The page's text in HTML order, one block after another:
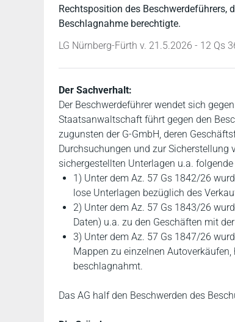
Rechtsposition des Beschwerdeführers,
Beschlagnahme berechtigte.
LG Nürnberg-Fürth v. 21.5.2026 - 12 Qs
Der Sachverhalt:
Der Beschwerdeführer wendet sich
Staatsanwaltschaft führt gegen den
zugunsten der G-GmbH, deren
Durchsuchungen und zur
sichergestellten Unterlagen u.a.
1) Unter dem Az. 57 Gs 1842/26
lose Unterlagen bezüglich des
2) Unter dem Az. 57 Gs 1843/26
Daten) u.a. zu den Geschäften mit
3) Unter dem Az. 57 Gs 1847/26
Mappen zu einzelnen
beschlagnahmt.
Das AG half den Beschwerden des